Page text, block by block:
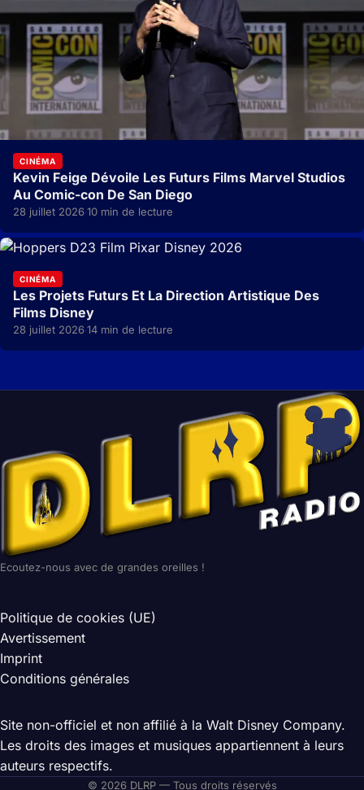
CINÉMA
Kevin Feige Dévoile Les Futurs Films Marvel Studios
Au Comic-con De San Diego
28 juillet 2026·10 min de lecture
CINÉMA
Les Projets Futurs Et La Direction Artistique Des
Films Disney
28 juillet 2026·14 min de lecture
Ecoutez-nous avec de grandes oreilles !
Politique de cookies (UE)
Avertissement
Imprint
Conditions générales
Site non-officiel et non affilié à la Walt Disney Company.
Les droits des images et musiques appartiennent à leurs
auteurs respectifs.
© 2026 DLRP — Tous droits réservés